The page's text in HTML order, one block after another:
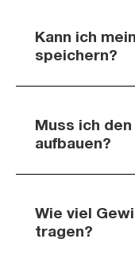
Kann ich
speichern?
Muss ich
aufbauen?
Wie viel
tragen?